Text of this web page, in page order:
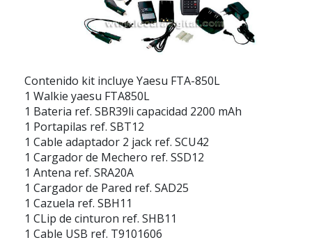
Contenido kit incluye Yaesu FTA-850L
1 Walkie yaesu FTA850L
1 Bateria ref. SBR39li capacidad 2200 mAh
1 Portapilas ref. SBT12
1 Cable adaptador 2 jack ref. SCU42
1 Cargador de Mechero ref. SSD12
1 Antena ref. SRA20A
1 Cargador de Pared ref. SAD25
1 Cazuela ref. SBH11
1 CLip de cinturon ref. SHB11
1 Cable USB ref. T9101606